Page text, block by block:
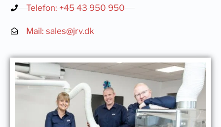
Telefon: +45 43 950 950
Mail: sales@jrv.dk